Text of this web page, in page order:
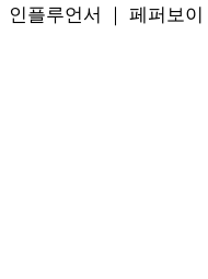
인플루언서 ｜ 페퍼보이